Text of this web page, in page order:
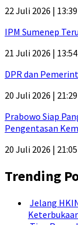
22 Juli 2026 |
IPM Sumenep
21 Juli 2026 |
DPR dan
20 Juli 2026 |
Prabowo Siap
Pengentasan
20 Juli 2026 |
Trending
Jelang